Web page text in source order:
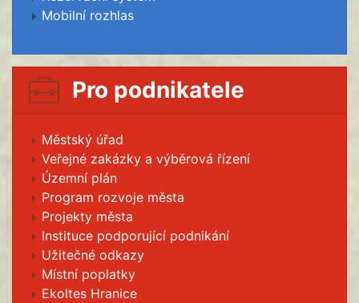
Mobilní rozhlas
Pro podnikatele
Městský úřad
Veřejné zakázky a výběrová řízení
Územní plán
Program rozvoje města
Projekty města
Instituce podporující podnikání
Užitečné odkazy
Místní poplatky
Ekoltes Hranice